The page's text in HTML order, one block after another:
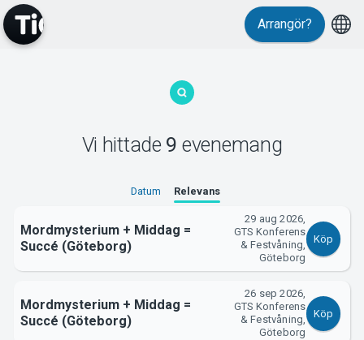
MyTickster
Support
Arrangör?
Vi hittade 9 evenemang
Datum Relevans
Mordmysterium + Middag =
Succé (Göteborg)
29 aug 2026,
GTS Konferens
& Festvåning,
Göteborg
Köp
Mordmysterium + Middag =
Succé (Göteborg)
26 sep 2026,
GTS Konferens
& Festvåning,
Göteborg
Köp